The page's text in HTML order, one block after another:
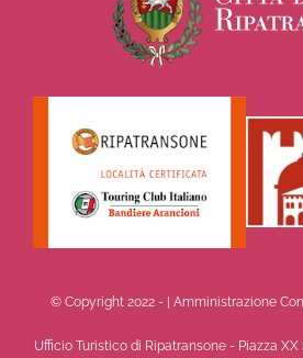
© Copyright 2022 - | Amministrazione
Ufficio Turistico di Ripatransone - Piazza